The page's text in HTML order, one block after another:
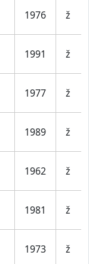
1976 ž
1991 ž
1977 ž
1989 ž
1962 ž
1981 ž
1973 ž